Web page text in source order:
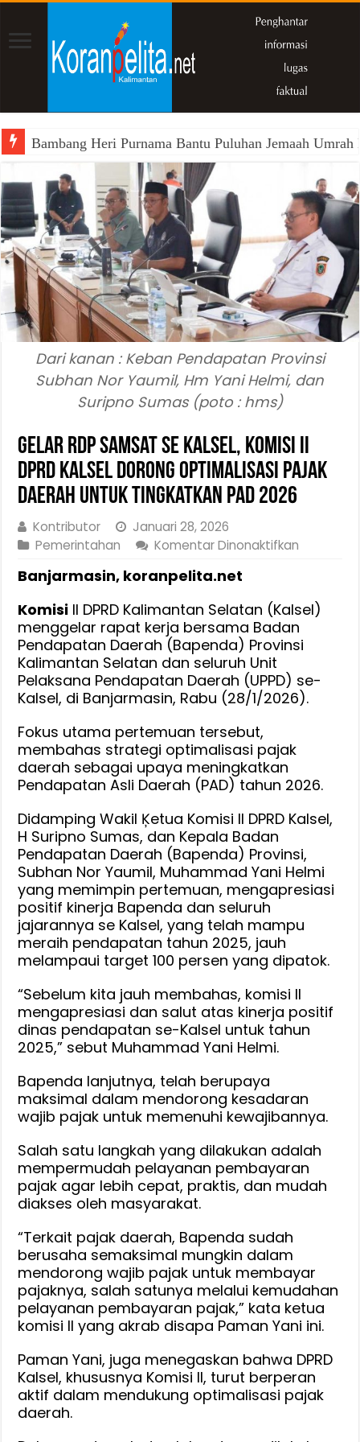
Bambang Heri Purnama Bantu Puluhan Jemaah
Dari kanan : Keban Pendapatan Provinsi
Subhan Nor Yaumil, Hm Yani Helmi, dan
Suripno Sumas (poto : hms)
Gelar RDP Samsat se Kalsel, Komisi II
DPRD Kalsel Dorong Optimalisasi Pajak
Daerah Untuk Tingkatkan PAD 2026
Kontributor
Januari 28, 2026
Pemerintahan
Komentar Dinonaktifkan
Samsat
se
Kalsel,
Komisi
II
DPRD
Kalsel
Daerah
2026
Banjarmasin, koranpelita.net
Komisi II DPRD Kalimantan Selatan (Kalsel)
menggelar rapat kerja bersama Badan
Pendapatan Daerah (Bapenda) Provinsi
Kalimantan Selatan dan seluruh Unit
Pelaksana Pendapatan Daerah (UPPD) se-
Kalsel, di Banjarmasin, Rabu (28/1/2026).
Fokus utama pertemuan tersebut,
membahas strategi optimalisasi pajak
daerah sebagai upaya meningkatkan
Pendapatan Asli Daerah (PAD) tahun 2026.
Didamping Wakil Ķetua Komisi II DPRD Kalsel,
H Suripno Sumas, dan Kepala Badan
Pendapatan Daerah (Bapenda) Provinsi,
Subhan Nor Yaumil, Muhammad Yani Helmi
yang memimpin pertemuan, mengapresiasi
positif kinerja Bapenda dan seluruh
jajarannya se Kalsel, yang telah mampu
meraih pendapatan tahun 2025, jauh
melampaui target 100 persen yang dipatok.
“Sebelum kita jauh membahas, komisi II
mengapresiasi dan salut atas kinerja positif
dinas pendapatan se-Kalsel untuk tahun
2025,” sebut Muhammad Yani Helmi.
Bapenda lanjutnya, telah berupaya
maksimal dalam mendorong kesadaran
wajib pajak untuk memenuhi kewajibannya.
Salah satu langkah yang dilakukan adalah
mempermudah pelayanan pembayaran
pajak agar lebih cepat, praktis, dan mudah
diakses oleh masyarakat.
“Terkait pajak daerah, Bapenda sudah
berusaha semaksimal mungkin dalam
mendorong wajib pajak untuk membayar
pajaknya, salah satunya melalui kemudahan
pelayanan pembayaran pajak,” kata ketua
komisi II yang akrab disapa Paman Yani ini.
Paman Yani, juga menegaskan bahwa DPRD
Kalsel, khususnya Komisi II, turut berperan
aktif dalam mendukung optimalisasi pajak
daerah.